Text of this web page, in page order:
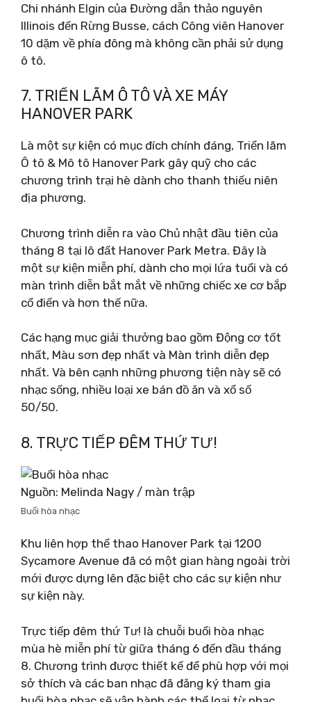
Chi nhánh Elgin của Đường dẫn thảo nguyên
Illinois đến Rừng Busse, cách Công viên Hanover
10 dặm về phía đông mà không cần phải sử dụng
ô tô.
7. TRIỂN LÃM Ô TÔ VÀ XE MÁY
HANOVER PARK
Là một sự kiện có mục đích chính đáng, Triển lãm
Ô tô & Mô tô Hanover Park gây quỹ cho các
chương trình trại hè dành cho thanh thiếu niên
địa phương.
Chương trình diễn ra vào Chủ nhật đầu tiên của
tháng 8 tại lô đất Hanover Park Metra. Đây là
một sự kiện miễn phí, dành cho mọi lứa tuổi và có
màn trình diễn bắt mắt về những chiếc xe cơ bắp
cổ điển và hơn thế nữa.
Các hạng mục giải thưởng bao gồm Động cơ tốt
nhất, Màu sơn đẹp nhất và Màn trình diễn đẹp
nhất. Và bên cạnh những phương tiện này sẽ có
nhạc sống, nhiều loại xe bán đồ ăn và xổ số
50/50.
8. TRỰC TIẾP ĐÊM THỨ TƯ!
Nguồn: Melinda Nagy / màn trập
Buổi hòa nhạc
Khu liên hợp thể thao Hanover Park tại 1200
Sycamore Avenue đã có một gian hàng ngoài trời
mới được dựng lên đặc biệt cho các sự kiện như
sự kiện này.
Trực tiếp đêm thứ Tư! là chuỗi buổi hòa nhạc
mùa hè miễn phí từ giữa tháng 6 đến đầu tháng
8. Chương trình được thiết kế để phù hợp với mọi
sở thích và các ban nhạc đã đăng ký tham gia